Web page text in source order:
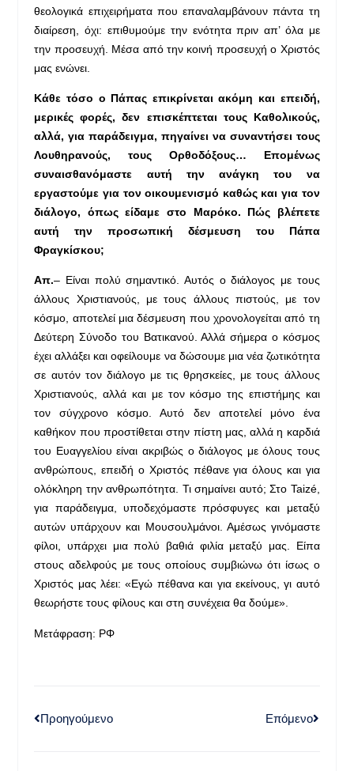
θεολογικά επιχειρήματα που επαναλαμβάνουν πάντα τη
διαίρεση, όχι: επιθυμούμε την ενότητα πριν απ’ όλα με
την προσευχή. Μέσα από την κοινή προσευχή ο Χριστός
μας ενώνει.
Κάθε τόσο ο Πάπας επικρίνεται ακόμη και επειδή,
μερικές φορές, δεν επισκέπτεται τους Καθολικούς,
αλλά, για παράδειγμα, πηγαίνει να συναντήσει τους
Λουθηρανούς, τους Ορθοδόξους… Επομένως
συναισθανόμαστε αυτή την ανάγκη του να
εργαστούμε για τον οικουμενισμό καθώς και για τον
διάλογο, όπως είδαμε στο Μαρόκο. Πώς βλέπετε
αυτή την προσωπική δέσμευση του Πάπα
Φραγκίσκου;
Απ.– Είναι πολύ σημαντικό. Αυτός ο διάλογος με τους
άλλους Χριστιανούς, με τους άλλους πιστούς, με τον
κόσμο, αποτελεί μια δέσμευση που χρονολογείται από τη
Δεύτερη Σύνοδο του Βατικανού. Αλλά σήμερα ο κόσμος
έχει αλλάξει και οφείλουμε να δώσουμε μια νέα ζωτικότητα
σε αυτόν τον διάλογο με τις θρησκείες, με τους άλλους
Χριστιανούς, αλλά και με τον κόσμο της επιστήμης και
τον σύγχρονο κόσμο. Αυτό δεν αποτελεί μόνο ένα
καθήκον που προστίθεται στην πίστη μας, αλλά η καρδιά
του Ευαγγελίου είναι ακριβώς ο διάλογος με όλους τους
ανθρώπους, επειδή ο Χριστός πέθανε για όλους και για
ολόκληρη την ανθρωπότητα. Τι σημαίνει αυτό; Στο Taizé,
για παράδειγμα, υποδεχόμαστε πρόσφυγες και μεταξύ
αυτών υπάρχουν και Μουσουλμάνοι. Αμέσως γινόμαστε
φίλοι, υπάρχει μια πολύ βαθιά φιλία μεταξύ μας. Είπα
στους αδελφούς με τους οποίους συμβιώνω ότι ίσως ο
Χριστός μας λέει: «Εγώ πέθανα και για εκείνους, γι αυτό
θεωρήστε τους φίλους και στη συνέχεια θα δούμε».
Μετάφραση: ΡΦ
Προηγούμενο Επόμενο